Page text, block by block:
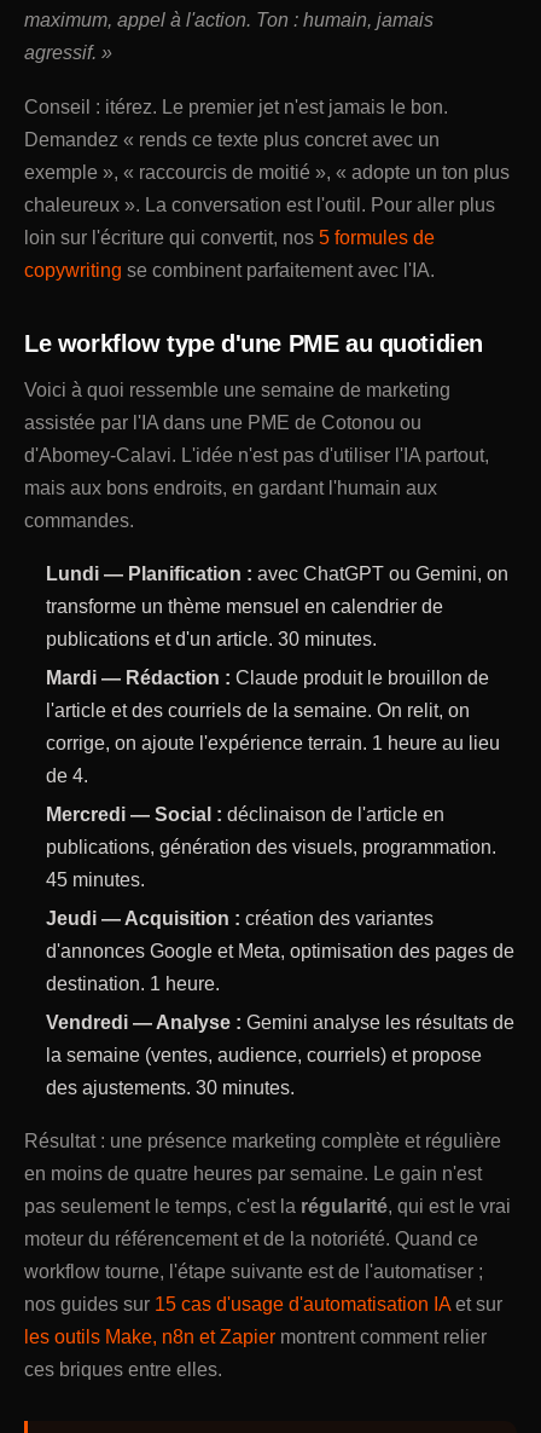
maximum, appel à l'action. Ton : humain, jamais
agressif. »
Conseil : itérez. Le premier jet n'est jamais le bon.
Demandez « rends ce texte plus concret avec un
exemple », « raccourcis de moitié », « adopte un ton plus
chaleureux ». La conversation est l'outil. Pour aller plus
loin sur l'écriture qui convertit, nos 5 formules de
copywriting se combinent parfaitement avec l'IA.
Le workflow type d'une PME au quotidien
Voici à quoi ressemble une semaine de marketing
assistée par l'IA dans une PME de Cotonou ou
d'Abomey-Calavi. L'idée n'est pas d'utiliser l'IA partout,
mais aux bons endroits, en gardant l'humain aux
commandes.
Lundi — Planification : avec ChatGPT ou Gemini, on
transforme un thème mensuel en calendrier de
publications et d'un article. 30 minutes.
Mardi — Rédaction : Claude produit le brouillon de
l'article et des courriels de la semaine. On relit, on
corrige, on ajoute l'expérience terrain. 1 heure au lieu
de 4.
Mercredi — Social : déclinaison de l'article en
publications, génération des visuels, programmation.
45 minutes.
Jeudi — Acquisition : création des variantes
d'annonces Google et Meta, optimisation des pages de
destination. 1 heure.
Vendredi — Analyse : Gemini analyse les résultats de
la semaine (ventes, audience, courriels) et propose
des ajustements. 30 minutes.
Résultat : une présence marketing complète et régulière
en moins de quatre heures par semaine. Le gain n'est
pas seulement le temps, c'est la régularité, qui est le vrai
moteur du référencement et de la notoriété. Quand ce
workflow tourne, l'étape suivante est de l'automatiser ;
nos guides sur 15 cas d'usage d'automatisation IAet sur
les outils Make, n8n et Zapier montrent comment relier
ces briques entre elles.